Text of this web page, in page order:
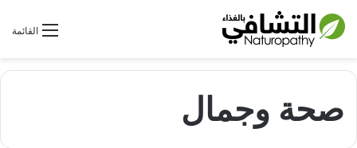
القائمةبحث عن
صحة وجمال